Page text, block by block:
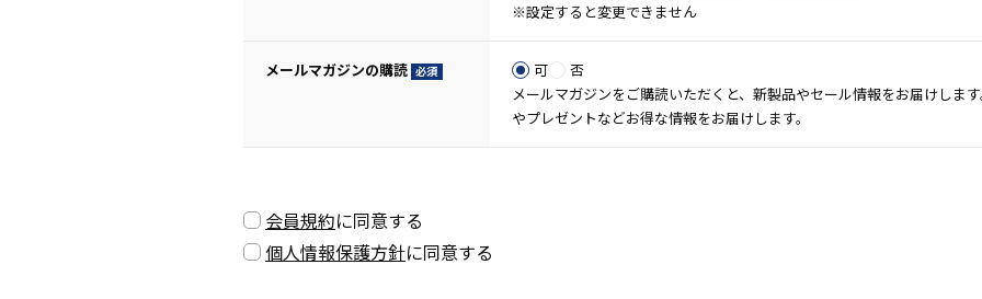
※設定すると変更できません
メールマガジンの購読
可
否
メールマガジンをご購読いただくと、新製品やセール情報をお届けしま
やプレゼントなどお得な情報をお届けします。
会員規約に同意する
個人情報保護方針に同意する